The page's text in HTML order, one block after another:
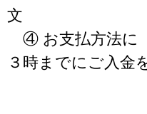
文
④ お支払方法に
３時までにご入金